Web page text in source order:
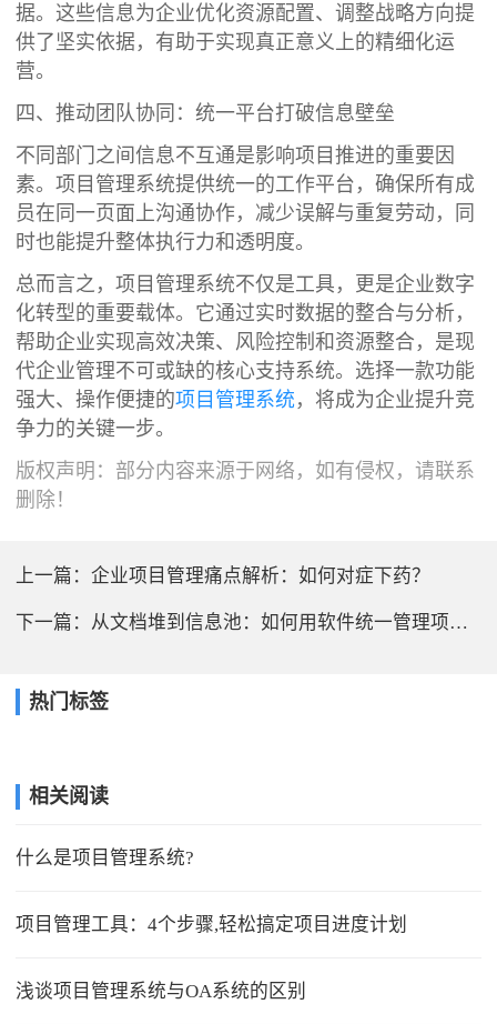
据。这些信息为企业优化资源配置、调整战略方向提
供了坚实依据，有助于实现真正意义上的精细化运
营。
四、推动团队协同：统一平台打破信息壁垒
不同部门之间信息不互通是影响项目推进的重要因
素。项目管理系统提供统一的工作平台，确保所有成
员在同一页面上沟通协作，减少误解与重复劳动，同
时也能提升整体执行力和透明度。
总而言之，项目管理系统不仅是工具，更是企业数字
化转型的重要载体。它通过实时数据的整合与分析，
帮助企业实现高效决策、风险控制和资源整合，是现
代企业管理不可或缺的核心支持系统。选择一款功能
强大、操作便捷的项目管理系统，将成为企业提升竞
争力的关键一步。
版权声明：部分内容来源于网络，如有侵权，请联系
删除！
上一篇：企业项目管理痛点解析：如何对症下药？
下一篇： 从文档堆到信息池：如何用软件统一管理项目资料？
热门标签
相关阅读
什么是项目管理系统?
项目管理工具：4个步骤,轻松搞定项目进度计划
浅谈项目管理系统与OA系统的区别